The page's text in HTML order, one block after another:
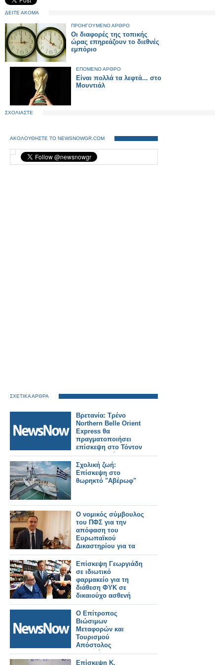
ΔΕΙΤΕ ΑΚΟΜΑ
ΠΡΟΗΓΟΥΜΕΝΟ ΑΡΘΡΟ
Οι διαφορές της τοπικής
ώρας επηρεάζουν το διεθνές
εμπόριο
ΕΠΟΜΕΝΟ ΑΡΘΡΟ
Είναι πολλά τα λεφτά... στο
Μουντιάλ
ΣΧΟΛΙΑΣΤΕ
ΑΚΟΛΟΥΘΗΣΤΕ ΤΟ NEWSNOWGR.COM
ΣΧΕΤΙΚΑ ΑΡΘΡΑ
Βρετανία: Τρένο
Northern Belle Orient
Express θα
πραγματοποιήσει
επίσκεψη στο Τόντον
της Κορνουάλης.
Σχολική ζωή:
Επίσκεψη στο
θωρηκτό "Αβέρωφ"
Ο νομικός σύμβουλος
του ΠΦΣ για την
απόφαση του
Ευρωπαϊκού
Δικαστηρίου για τα
ΜΗΣΥΦΑ
Επίσκεψη Γεωργιάδη
σε ιδιωτικό
φαρμακείο για τη
διάθεση ΦΥΚ σε
δικαιούχο ασθενή
Ο Επίτροπος
Βιώσιμων
Μεταφορών και
Τουρισμού
Απόστολος
Τζιτζικώστας σε
τριήμερη επίσκεψη
Επίσκεψη Κ.